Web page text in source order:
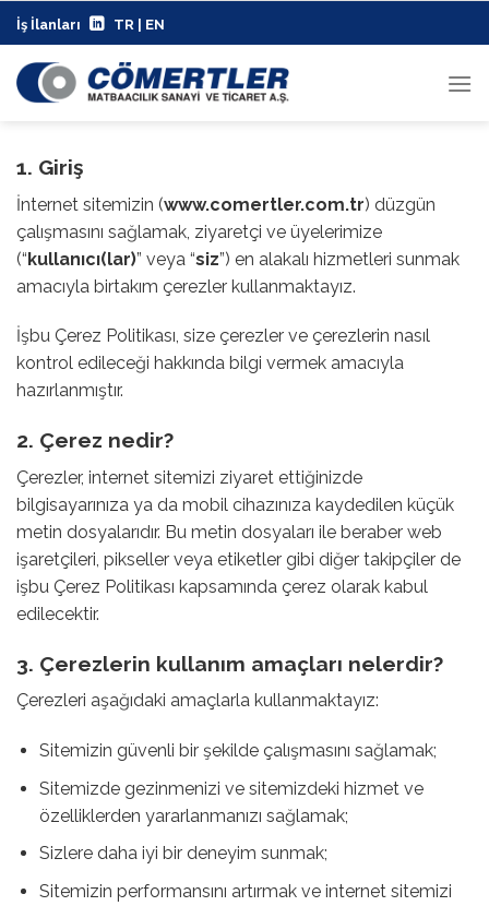
İçeriğe
atla
İş İlanları TR | EN
1. Giriş
İnternet sitemizin (www.comertler.com.tr) düzgün
çalışmasını sağlamak, ziyaretçi ve üyelerimize
(“kullanıcı(lar)” veya “siz”) en alakalı hizmetleri sunmak
amacıyla birtakım çerezler kullanmaktayız.
İşbu Çerez Politikası, size çerezler ve çerezlerin nasıl
kontrol edileceği hakkında bilgi vermek amacıyla
hazırlanmıştır.
2. Çerez nedir?
Çerezler, internet sitemizi ziyaret ettiğinizde
bilgisayarınıza ya da mobil cihazınıza kaydedilen küçük
metin dosyalarıdır. Bu metin dosyaları ile beraber web
işaretçileri, pikseller veya etiketler gibi diğer takipçiler de
işbu Çerez Politikası kapsamında çerez olarak kabul
edilecektir.
3. Çerezlerin kullanım amaçları nelerdir?
Çerezleri aşağıdaki amaçlarla kullanmaktayız:
Sitemizin güvenli bir şekilde çalışmasını sağlamak;
Sitemizde gezinmenizi ve sitemizdeki hizmet ve
özelliklerden yararlanmanızı sağlamak;
Sizlere daha iyi bir deneyim sunmak;
Sitemizin performansını artırmak ve internet sitemizi